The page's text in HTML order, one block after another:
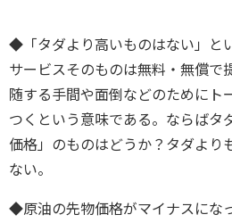
◆「タダより高いものはない」と
サービスそのものは無料・無償で
随する手間や面倒などのためにト
つくという意味である。ならばタ
価格」のものはどうか？タダより
ない。
◆原油の先物価格がマイナスにな